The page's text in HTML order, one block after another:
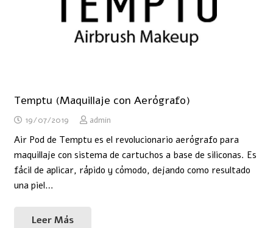
Temptu (Maquillaje con Aerógrafo)
19/07/2019 admin
Air Pod de Temptu es el revolucionario aerógrafo para
maquillaje con sistema de cartuchos a base de siliconas. Es
fácil de aplicar, rápido y cómodo, dejando como resultado
una piel…
Leer Más